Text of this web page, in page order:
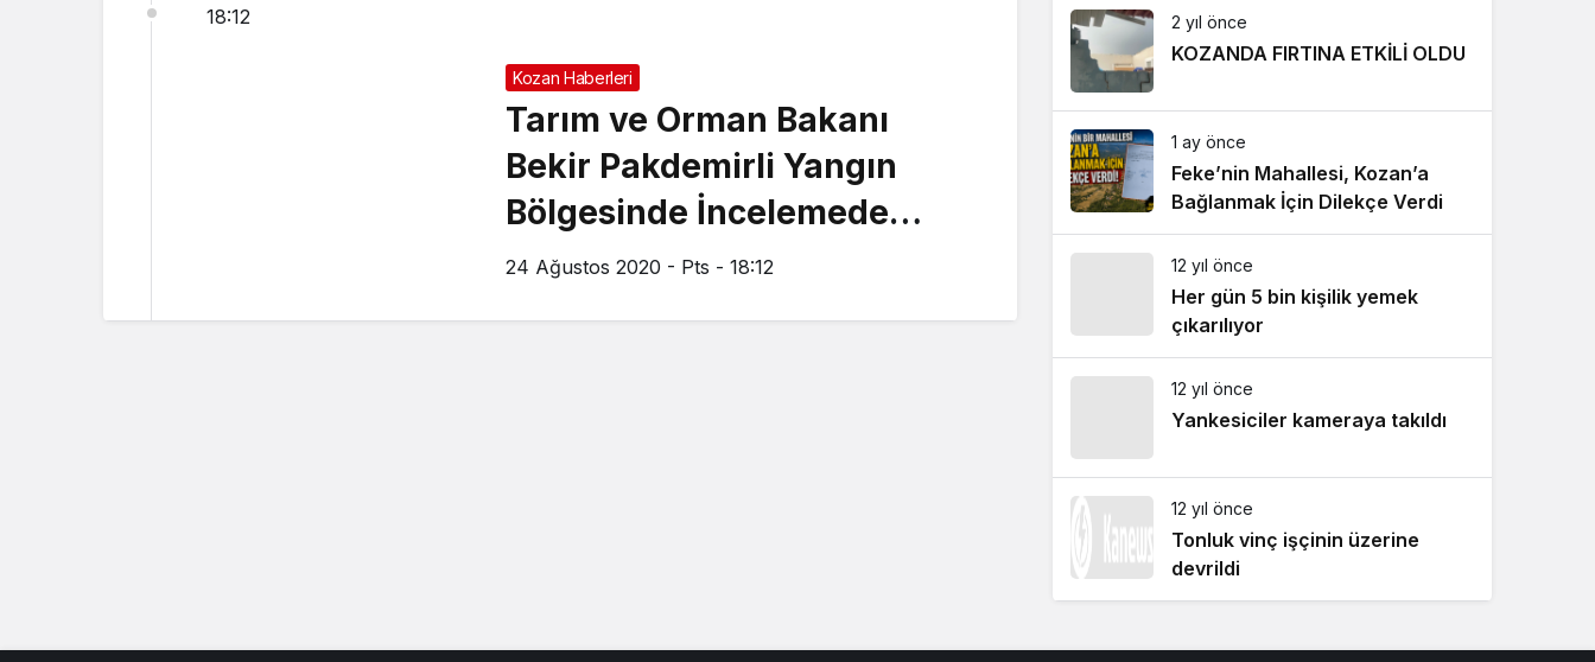
18:12
Kozan Haberleri
Tarım ve Orman Bakanı
Bekir Pakdemirli Yangın
Bölgesinde İncelemede
Bulundu
24 Ağustos 2020 - Pts - 18:12
2 yıl önce
KOZANDA FIRTINA ETKİLİ OLDU
1 ay önce
Feke’nin Mahallesi, Kozan’a
Bağlanmak İçin Dilekçe Verdi
12 yıl önce
Her gün 5 bin kişilik yemek
çıkarılıyor
12 yıl önce
Yankesiciler kameraya takıldı
12 yıl önce
Tonluk vinç işçinin üzerine
devrildi